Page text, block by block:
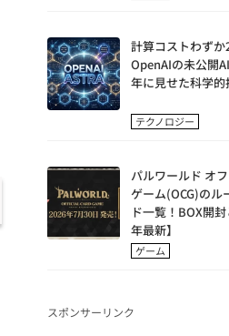
計算コストわずか
OpenAIの未公開
年に見せた科学
テクノロジー
パルワールド オ
ゲーム(OCG)のル
ド一覧！BOX開
年最新】
ゲーム
スポンサーリンク